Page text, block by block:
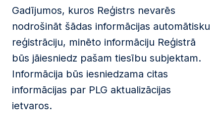
Gadījumos, kuros Reģistrs nevarēs
nodrošināt šādas informācijas automātisku
reģistrāciju, minēto informāciju Reģistrā
būs jāiesniedz pašam tiesību subjektam.
Informācija būs iesniedzama citas
informācijas par PLG aktualizācijas
ietvaros.